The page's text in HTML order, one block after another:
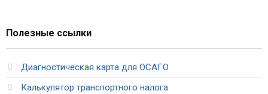
Полезные ссылки
Диагностическая карта для ОСАГО
Калькулятор транспортного налога